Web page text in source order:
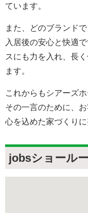
ています。
また、どのブランド
入居後の安心と快適
スにも力を入れ、長
ます。
これからもシアーズ
その一言のために、
心を込めた家づくりに
jobsショール